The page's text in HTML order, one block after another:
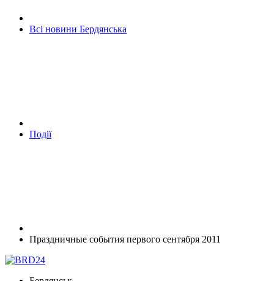
Всі новини Бердянська
Події
Праздничные события первого сентября 2011